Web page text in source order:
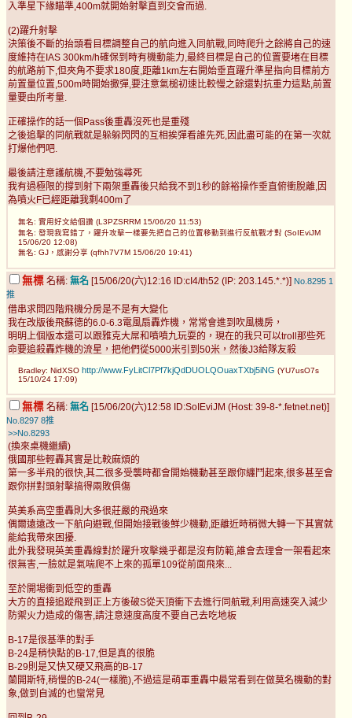
入準星下緣瞄準,400m就開始射擊直到交會而過.
(2)躍升射擊
決策後不斷的抬頭看目標調整自己的航向進入同航戰,同時爬升之餘將自己的速
度維持在IAS 300km/h確保到時有機動能力,最終目標是自己的位置要堵在目標
的航路前下,但夾角不要求180度,距離1km左右開始垂直躍升準星指向目標前方
前置量位置,500m時開始撒彈,要注意氣槌初速比較慢之餘還對抗重力這點,前置
量要由所考量.
正確操作的話一個Pass後重轟沒死也是重殘
之後追擊的同航戰就是躲躲閃閃的互相挨彈看誰先死,因此盡可能的在第一次就
打爆他們吧.
最後請注意護航機,不要勉強尋死
我有過極限的撐到射下兩架重轟後只給我不到1秒的餘裕操作垂直俯衝脫離,因
為噴火F已經距離我剩400m了
無名: 實用好文給個讚 (L3PZSRRM 15/06/20 11:53)
無名: 發現我寫錯了，躍升攻擊一樣要先把自己的位置移動到進行反航戰才對 (SoIEviJM
15/06/20 12:08)
無名: GJ，感謝分享 (qfhh7V7M 15/06/20 19:41)
無標 名稱: 無名 [15/06/20(六)12:16 ID:cI4/th52 (IP: 203.145.*.*)] No.8295 1
推
借串求問四階飛機分房是不是有大變化
我在改版後飛蘇德的6.0-6.3電風扇轟炸機，常常會進到吹風機房，
明明上個版本還可以跟雅克大屌和噴噴九玩耍的，現在的我只可以troll那些死
命要追殺轟炸機的流星，把他們從5000米引到50米，然後J3給隊友殺
Bradley: NidXSO http://www.FyLitCl7Pf7kjQdDUOLQOuaxTXbj5iNG (YU7usO7s
15/10/24 17:09)
無標 名稱: 無名 [15/06/20(六)12:58 ID:SoIEviJM (Host: 39-8-*.fetnet.net)]
No.8297 8推
>>No.8293
(換來桌機繼續)
俄國那些輕轟其實是比較麻煩的
第一多半飛的很快,其二很多受襲時都會開始機動甚至跟你纏鬥起來,很多甚至會
跟你拼對頭射擊搞得兩敗俱傷
英美系高空重轟則大多很莊嚴的飛過來
偶爾遠遠改一下航向避戰,但開始接戰後鮮少機動,距離近時稍微大轉一下其實就
能給我帶來困擾.
此外我發現英美重轟線對於躍升攻擊幾乎都是沒有防範,誰會去理會一架看起來
很無害,一臉就是氣喘爬不上來的孤單109從前面飛來...
至於開場衝到低空的重轟
大方的直接追蹤飛到正上方後破S從天頂衝下去進行同航戰,利用高速突入減少
防禦火力造成的傷害,請注意速度高度不要自己去吃地板
B-17是很基準的對手
B-24是稍快點的B-17,但是真的很脆
B-29則是又快又硬又飛高的B-17
蘭開斯特,稍慢的B-24(一樣脆),不過這是萌軍重轟中最常看到在做莫名機動的對
象,做到自滅的也蠻常見